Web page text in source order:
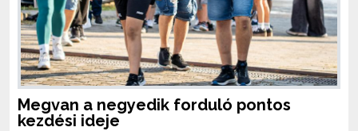
Megvan a negyedik forduló pontos
kezdési ideje